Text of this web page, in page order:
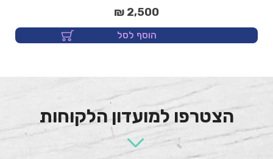
2,500 ₪
הוסף לסל
הצטרפו למועדון הלקוחות